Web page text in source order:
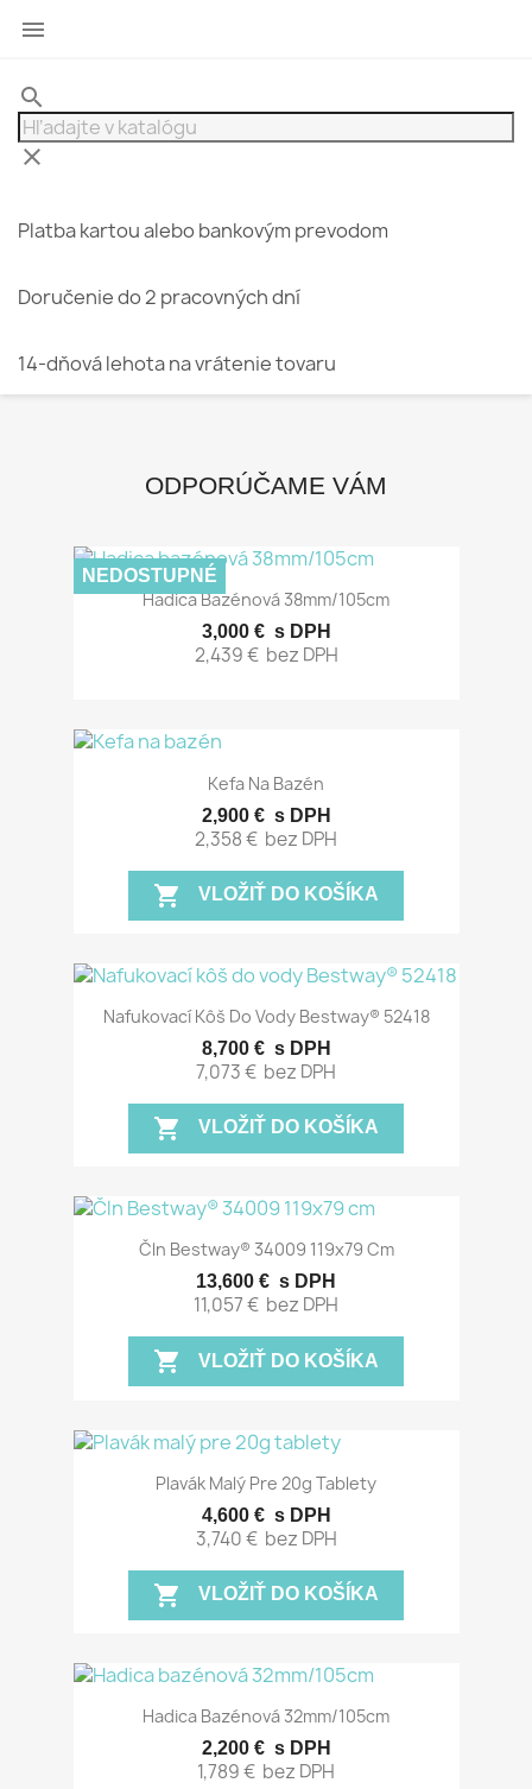

search
clear
Platba kartou alebo bankovým prevodom
Doručenie do 2 pracovných dní
14-dňová lehota na vrátenie tovaru
ODPORÚČAME VÁM
Hadica Bazénová 38mm/105cm
3,000 € s DPH
2,439 € bez DPH
NEDOSTUPNÉ
Kefa Na Bazén
2,900 € s DPH
2,358 € bez DPH
shopping_cart VLOŽIŤ DO KOŠÍKA
Nafukovací Kôš Do Vody Bestway® 52418
8,700 € s DPH
7,073 € bez DPH
shopping_cart VLOŽIŤ DO KOŠÍKA
Čln Bestway® 34009 119x79 Cm
13,600 € s DPH
11,057 € bez DPH
shopping_cart VLOŽIŤ DO KOŠÍKA
Plavák Malý Pre 20g Tablety
4,600 € s DPH
3,740 € bez DPH
shopping_cart VLOŽIŤ DO KOŠÍKA
Hadica Bazénová 32mm/105cm
2,200 € s DPH
1,789 € bez DPH